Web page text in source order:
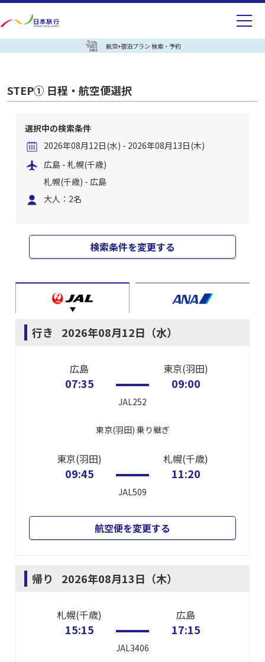
航空+宿泊プラン 検索・予約
STEP① 日程・航空便選択
選択中の検索条件
2026年08月12日(水) - 2026年08月13日(木)
広島 - 札幌(千歳)
札幌(千歳) - 広島
大人：2名
検索条件を変更する
行き 2026年08月12日（水）
広島
07:35
JAL252
東京(羽田)
09:00
東京(羽田) 乗り継ぎ
東京(羽田)
09:45
JAL509
札幌(千歳)
11:20
航空便を変更する
帰り 2026年08月13日（木）
札幌(千歳)
15:15
JAL3406
広島
17:15